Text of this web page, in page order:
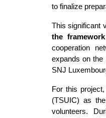
to finalize
This significant
the
cooperation
expands on the
SNJ
For this
(TSUIC) as
volunteers.